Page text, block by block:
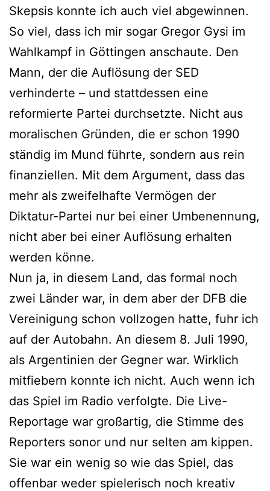
Skepsis konnte ich auch viel abgewinnen.
So viel, dass ich mir sogar Gregor Gysi im
Wahlkampf in Göttingen anschaute. Den
Mann, der die Auflösung der SED
verhinderte – und stattdessen eine
reformierte Partei durchsetzte. Nicht aus
moralischen Gründen, die er schon 1990
ständig im Mund führte, sondern aus rein
finanziellen. Mit dem Argument, dass das
mehr als zweifelhafte Vermögen der
Diktatur-Partei nur bei einer Umbenennung,
nicht aber bei einer Auflösung erhalten
werden könne.
Nun ja, in diesem Land, das formal noch
zwei Länder war, in dem aber der DFB die
Vereinigung schon vollzogen hatte, fuhr ich
auf der Autobahn. An diesem 8. Juli 1990,
als Argentinien der Gegner war. Wirklich
mitfiebern konnte ich nicht. Auch wenn ich
das Spiel im Radio verfolgte. Die Live-
Reportage war großartig, die Stimme des
Reporters sonor und nur selten am kippen.
Sie war ein wenig so wie das Spiel, das
offenbar weder spielerisch noch kreativ